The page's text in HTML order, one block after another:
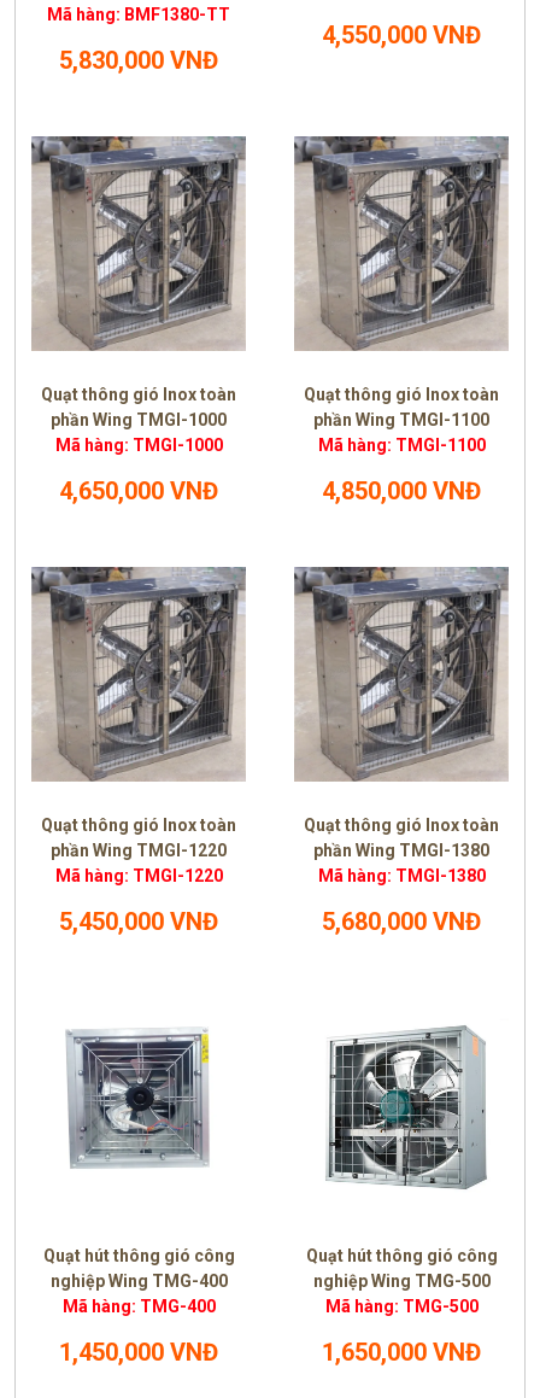
Mã hàng: BMF1380-TT
5,830,000 VNĐ
4,550,000 VNĐ
Quạt thông gió Inox toàn
phần Wing TMGI-1000
Mã hàng: TMGI-1000
4,650,000 VNĐ
Quạt thông gió Inox toàn
phần Wing TMGI-1100
Mã hàng: TMGI-1100
4,850,000 VNĐ
Quạt thông gió Inox toàn
phần Wing TMGI-1220
Mã hàng: TMGI-1220
5,450,000 VNĐ
Quạt thông gió Inox toàn
phần Wing TMGI-1380
Mã hàng: TMGI-1380
5,680,000 VNĐ
Quạt hút thông gió công
nghiệp Wing TMG-400
Mã hàng: TMG-400
1,450,000 VNĐ
Quạt hút thông gió công
nghiệp Wing TMG-500
Mã hàng: TMG-500
1,650,000 VNĐ